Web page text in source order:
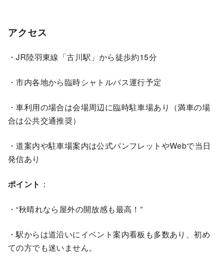
アクセス
・JR陸羽東線「古川駅」から徒歩約15分
・市内各地から臨時シャトルバス運行予定
・車利用の場合は会場周辺に臨時駐車場あり（満車の場
合は公共交通推奨）
・道案内や駐車場案内は公式パンフレットやWebで当日
発信あり
ポイント ：
・“秋晴れなら屋外の開放感も最高！”
・駅からは道沿いにイベント案内看板も多数あり、初め
ての方でも迷いません。